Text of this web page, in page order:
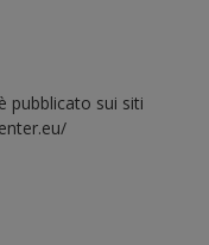
pubblicato sui siti